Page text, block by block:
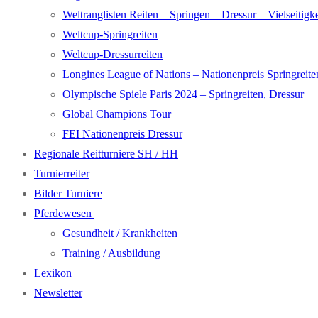
Weltranglisten Reiten – Springen – Dressur –
Weltcup-Springreiten
Weltcup-Dressurreiten
Longines League of Nations – Nationenpreis
Olympische Spiele Paris 2024 – Springreiten, Dressur
Global Champions Tour
FEI Nationenpreis Dressur
Regionale Reitturniere SH / HH
Turnierreiter
Bilder Turniere
Pferdewesen
Gesundheit / Krankheiten
Training / Ausbildung
Lexikon
Newsletter